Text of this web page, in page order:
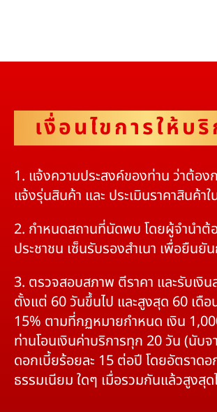
เงื่อนไขการให้บ
1. แจ้งความประสงค์ของท่าน ว่าต้อง
แจ้งรุ่นสินค้า และ ประเมินราคาสินค้า
2. กำหนดสถานที่นัดพบ โดยผู้จำนำต้
ประชาชน เซ็นรับรองสำเนา เพื่อยืนยั
3. ตรวจสอบสภาพ ตีราคา และรับเงิน
ตั้งแต่ 60 วันขึ้นไป และสูงสุด 60 เดื
15% ตามที่กฏหมายกำหนด เงิน
ท่านโอนเงินค่าบริการทุก 20 วัน (นับ
ดอกเบี้ยร้อยละ 15 ต่อปี โดยอัตราดอ
ธรรมเนียม ใดๆ เมื่อรวมกันแล้วสูงสุ